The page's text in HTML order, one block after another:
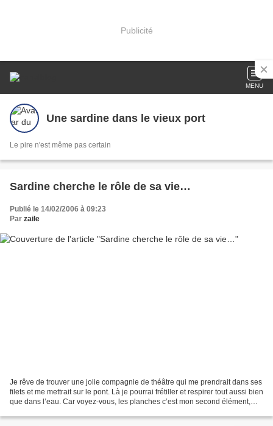
Publicité
MENU
Une sardine dans le vieux port
Le pire n'est même pas certain
Sardine cherche le rôle de sa vie…
Publié le 14/02/2006 à 09:23
Par zaile
Je rêve de trouver une jolie compagnie de théâtre qui me prendrait dans ses
filets et me mettrait sur le pont. Là je pourrai frétiller et respirer tout aussi bien
que dans l’eau. Car voyez-vous, les planches c’est mon second élément,